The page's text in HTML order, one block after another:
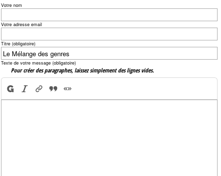
Votre nom
Votre adresse email
Titre (obligatoire)
Texte de votre message (obligatoire)
Pour créer des paragraphes, laissez simplement des lignes vides.